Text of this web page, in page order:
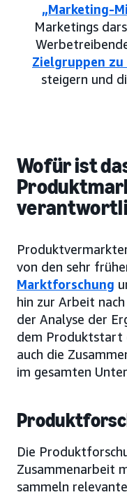
„Marketing-
Marketings
Zielgruppen zu
steigern und
Wofür ist
von den sehr
Marktforschung
hin zur Arbeit
der Analyse der
dem Produktstart
auch die
im gesamten
Die
Zusammenarbeit
sammeln